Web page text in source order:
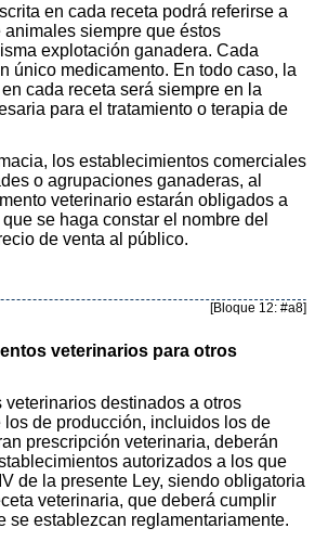
en cada receta podrá referirse a
siempre que éstos
explotación ganadera. Cada
único medicamento. En todo caso, la
cada receta será siempre en la
para el tratamiento o terapia de
los establecimientos comerciales
o agrupaciones ganaderas, al
veterinario estarán obligados a
se haga constar el nombre del
de venta al público.
[Bloque 12: #a8]
veterinarios para otros
veterinarios destinados a otros
de producción, incluidos los de
prescripción veterinaria, deberán
autorizados a los que
de la presente Ley, siendo obligatoria
veterinaria, que deberá cumplir
se establezcan reglamentariamente.